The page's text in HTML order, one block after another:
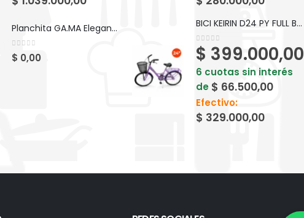
Planchita GA.MA Elegance LED Bella Shine - Ceramica
0 out of 5
$ 0,00
BICI KEIRIN D24 PY FULL BP24F
0out of 5
$ 399.000,00
6 cuotas sin interés
de $ 66.500,00
Efectivo:
$ 329.000,00